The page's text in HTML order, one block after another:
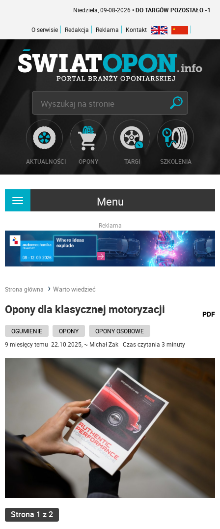
Niedziela, 09-08-2026• DO TARGÓW POZOSTAŁO -1 DNI
O serwisie Redakcja Reklama Kontakt
AKTUALNOŚCI OPONY TARGI SZKOLENIA
Menu
Rozwiń
Reklama
Strona główna Warto wiedzieć
Opony dla klasycznej motoryzacji PDF
OGUMIENIE OPONY
OPONY OSOBOWE
9 miesięcy temu 22.10.2025, ~ Michał Żak Czas czytania 3 minuty
Strona 1 z 2